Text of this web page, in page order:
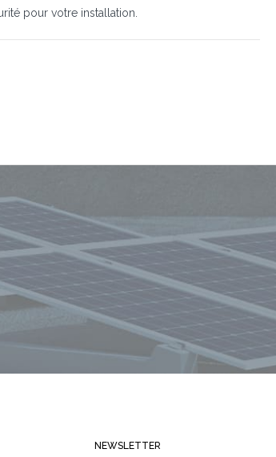
pour votre installation.
Restez toujours informé
NEWSLETTER